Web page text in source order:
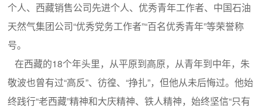
个人、西藏销售公司先进个人、优秀青年工作者、中国石油
天然气集团公司“优秀党务工作者”“百名优秀青年”等荣誉称
号。
在西藏的18个年头里，从平原到高原，从青年到中年，朱
敬波也曾有过“高反”、彷徨、“挣扎”，但他从未后悔过。他始
终践行“老西藏”精神和大庆精神、铁人精神，始终坚信“只有